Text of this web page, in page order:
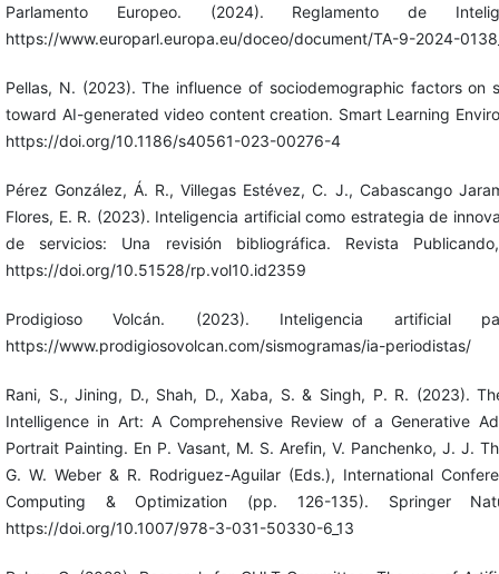
Parlamento Europeo. (2024). Reglamento de
https://www.europarl.europa.eu/doceo/document/TA-9-2024-
Pellas, N. (2023). The influence of sociodemographic factors on
toward AI-generated video content creation. Smart Learning
https://doi.org/10.1186/s40561-023-00276-4
Pérez González, Á. R., Villegas Estévez, C. J., Cabascango
Flores, E. R. (2023). Inteligencia artificial como estrategia de
de servicios: Una revisión bibliográfica. Revista
https://doi.org/10.51528/rp.vol10.id2359
Prodigioso Volcán. (2023). Inteligencia artificial
https://www.prodigiosovolcan.com/sismogramas/ia-periodistas/
Rani, S., Jining, D., Shah, D., Xaba, S. & Singh, P. R. (2023).
Intelligence in Art: A Comprehensive Review of a Generative
Portrait Painting. En P. Vasant, M. S. Arefin, V. Panchenko, J. J.
G. W. Weber & R. Rodriguez-Aguilar (Eds.), International
Computing & Optimization (pp. 126-135). Springer
https://doi.org/10.1007/978-3-031-50330-6_13